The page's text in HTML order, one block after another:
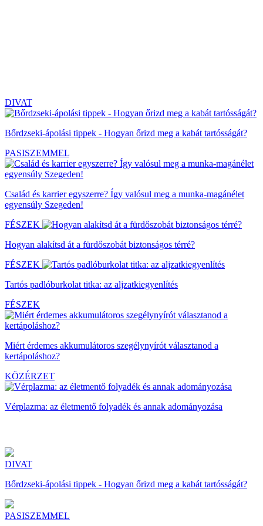
DIVAT
Bőrdzseki-ápolási tippek - Hogyan őrizd meg a kabát tartósságát?
PASISZEMMEL
Család és karrier egyszerre? Így valósul meg a munka-magánélet
egyensúly Szegeden!
FÉSZEK
Hogyan alakítsd át a fürdőszobát biztonságos térré?
FÉSZEK
Tartós padlóburkolat titka: az aljzatkiegyenlítés
FÉSZEK
Miért érdemes akkumulátoros szegélynyírót választanod a
kertápoláshoz?
KÖZÉRZET
Vérplazma: az életmentő folyadék és annak adományozása
DIVAT
Bőrdzseki-ápolási tippek - Hogyan őrizd meg a kabát tartósságát?
PASISZEMMEL